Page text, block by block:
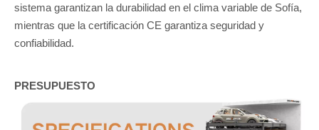
sistema garantizan la durabilidad en el clima variable de Sofía,
mientras que la certificación CE garantiza seguridad y
confiabilidad.
PRESUPUESTO